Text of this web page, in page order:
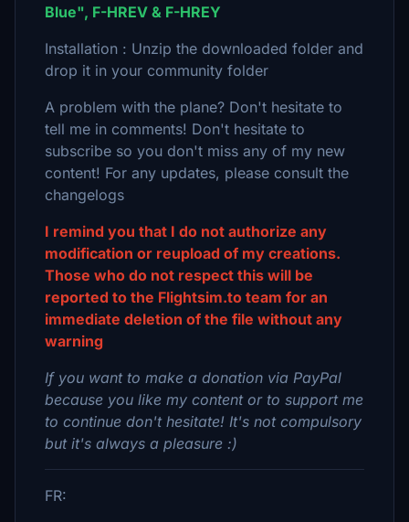
Blue", F-HREV & F-HREY
Installation : Unzip the downloaded folder and
drop it in your community folder
A problem with the plane? Don't hesitate to
tell me in comments! Don't hesitate to
subscribe so you don't miss any of my new
content! For any updates, please consult the
changelogs
I remind you that I do not authorize any
modification or reupload of my creations.
Those who do not respect this will be
reported to the Flightsim.to team for an
immediate deletion of the file without any
warning
If you want to make a donation via PayPal
because you like my content or to support me
to continue don't hesitate! It's not compulsory
but it's always a pleasure :)
FR: